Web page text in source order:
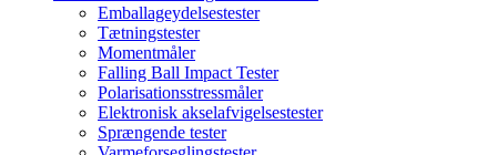
Emballageydelsestester
Tætningstester
Momentmåler
Falling Ball Impact Tester
Polarisationsstressmåler
Elektronisk akselafvigelsestester
Sprængende tester